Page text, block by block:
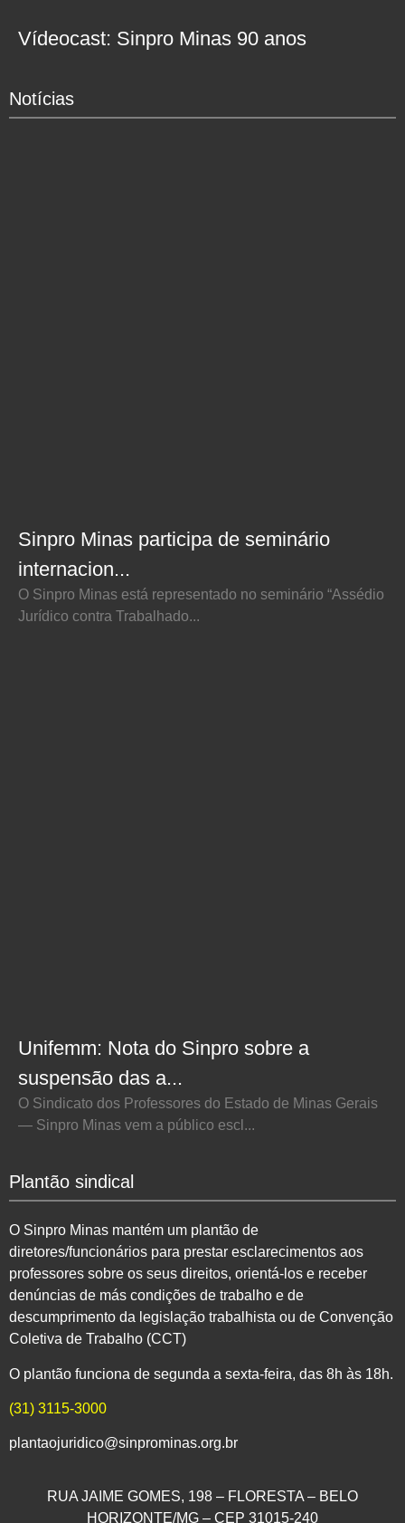
Vídeocast: Sinpro Minas 90 anos
Notícias
Sinpro Minas participa de seminário
internacion...
O Sinpro Minas está representado no seminário “Assédio
Jurídico contra Trabalhado...
Unifemm: Nota do Sinpro sobre a
suspensão das a...
O Sindicato dos Professores do Estado de Minas Gerais
— Sinpro Minas vem a público escl...
Plantão sindical
O Sinpro Minas mantém um plantão de
diretores/funcionários para prestar esclarecimentos aos
professores sobre os seus direitos, orientá-los e receber
denúncias de más condições de trabalho e de
descumprimento da legislação trabalhista ou de Convenção
Coletiva de Trabalho (CCT)
O plantão funciona de segunda a sexta-feira, das 8h às 18h.
(31) 3115-3000
plantaojuridico@sinprominas.org.br
RUA JAIME GOMES, 198 – FLORESTA – BELO
HORIZONTE/MG – CEP 31015-240